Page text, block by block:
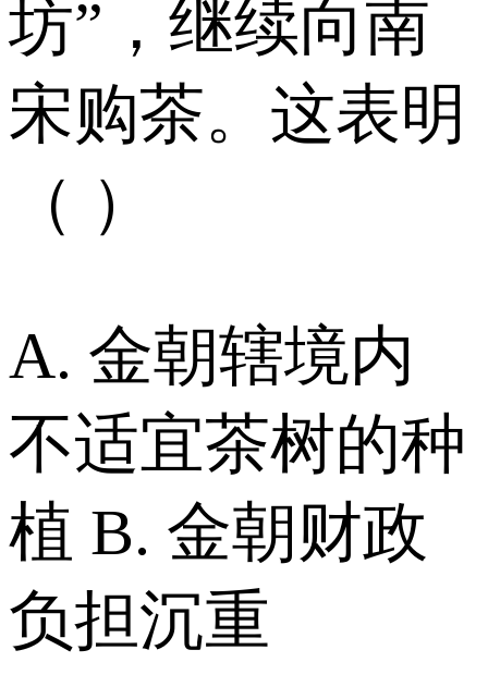
坊”，继续向南
宋购茶。这表明
（ ）
A. 金朝辖境内
不适宜茶树的种
植 B. 金朝财政
负担沉重